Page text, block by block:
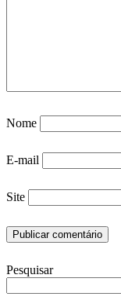
Nome
E-mail
Site
Pesquisar